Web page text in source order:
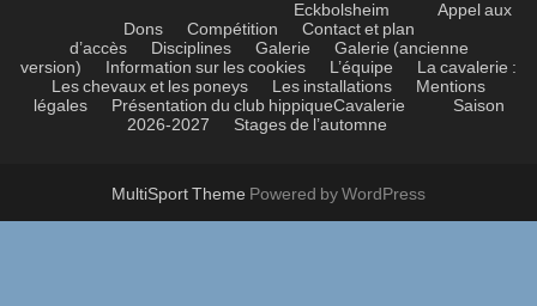
Eckbolsheim
Appel aux
Dons
Compétition
Contact et plan
d’accès
Disciplines Galerie
Galerie (ancienne
version)
Information sur les cookies L’équipe
La cavalerie :
Les chevaux et les poneys
Les installations
Mentions
légales
Présentation du club hippiqueCavalerie
Saison
2026-2027
Stages de l’automne
MultiSport Theme Powered by WordPress